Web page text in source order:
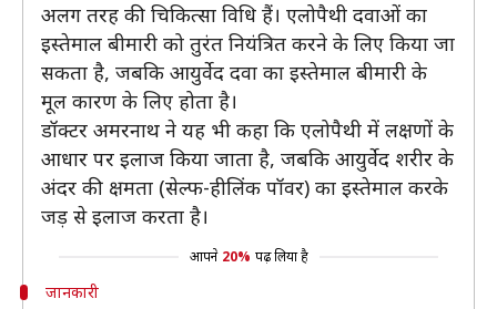
अलग तरह की चिकित्सा विधि हैं। एलोपैथी दवाओं का
इस्तेमाल बीमारी को तुरंत नियंत्रित करने के लिए किया जा
सकता है, जबकि आयुर्वेद दवा का इस्तेमाल बीमारी के
मूल कारण के लिए होता है।
डॉक्टर अमरनाथ ने यह भी कहा कि एलोपैथी में लक्षणों के
आधार पर इलाज किया जाता है, जबकि आयुर्वेद शरीर के
अंदर की क्षमता (सेल्फ-हीलिंक पॉवर) का इस्तेमाल करके
जड़ से इलाज करता है।
आपने 20% पढ़ लिया है
जानकारी